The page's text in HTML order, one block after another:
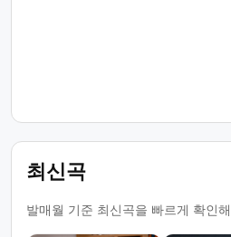
최신곡
발매월 기준 최신곡을 빠르게 확인해